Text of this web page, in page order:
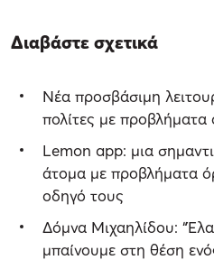
Διαβάστε σχετικά
Νέα προσβάσιμη
πολίτες με προβλήματα
Lemon app: μια
άτομα με προβλήματα
οδηγό τους
Δόμνα Μιχαηλίδου:
μπαίνουμε στη θέση